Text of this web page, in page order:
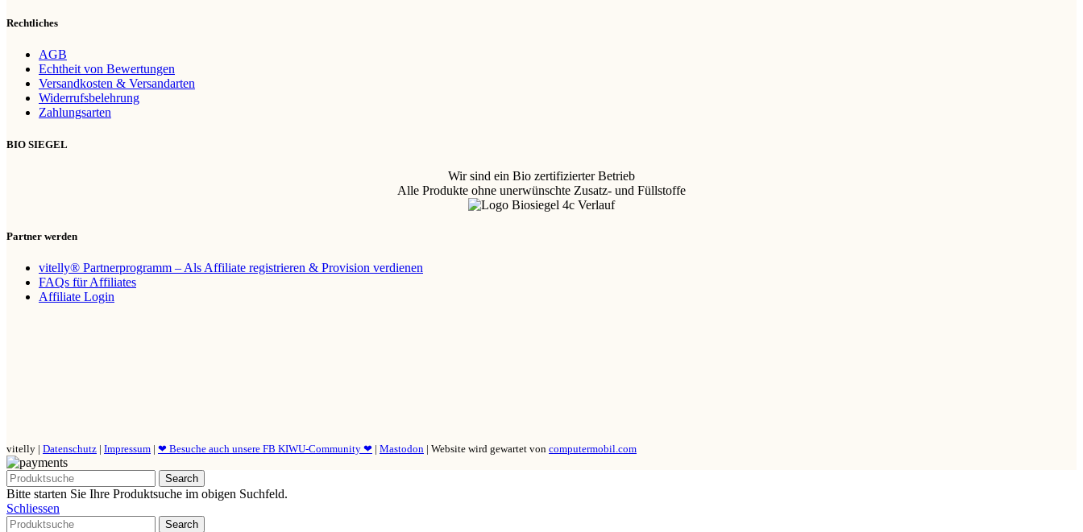
Rechtliches
AGB
Echtheit von Bewertungen
Versandkosten & Versandarten
Widerrufsbelehrung
Zahlungsarten
BIO SIEGEL
Wir sind ein Bio zertifizierter Betrieb
Alle Produkte ohne unerwünschte Zusatz- und Füllstoffe
Partner werden
vitelly® Partnerprogramm – Als Affiliate registrieren & Provision verdienen
FAQs für Affiliates
Affiliate Login
vitelly | Datenschutz | Impressum | ❤ Besuche auch unsere FB KIWU-Community ❤ | Mastodon | Website wird gewartet von computermobil.com
Search
Bitte starten Sie Ihre Produktsuche im obigen Suchfeld.
Schliessen
Search